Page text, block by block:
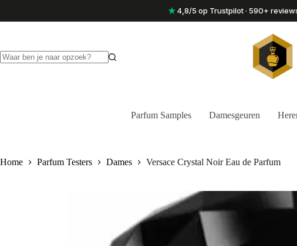
★4,8/5 op Trustpilot · 590+
Parfum Samples Damesgeuren
Home Parfum Testers Dames Versace Crystal Noir Eau de Parfum